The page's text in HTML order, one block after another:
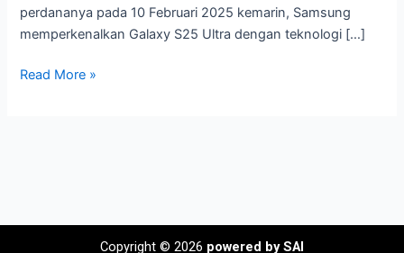
perdananya pada 10 Februari 2025 kemarin, Samsung
memperkenalkan Galaxy S25 Ultra dengan teknologi […]
Read More »
Copyright © 2026 powered by SAI